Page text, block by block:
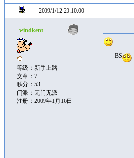
2009/1/12 20:10:00
windkent
等级：新手上路
文章：7
积分：53
门派：无门无派
注册：2009年1月16日
BS